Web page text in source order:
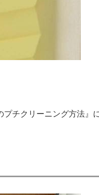
チクリーニング方法』